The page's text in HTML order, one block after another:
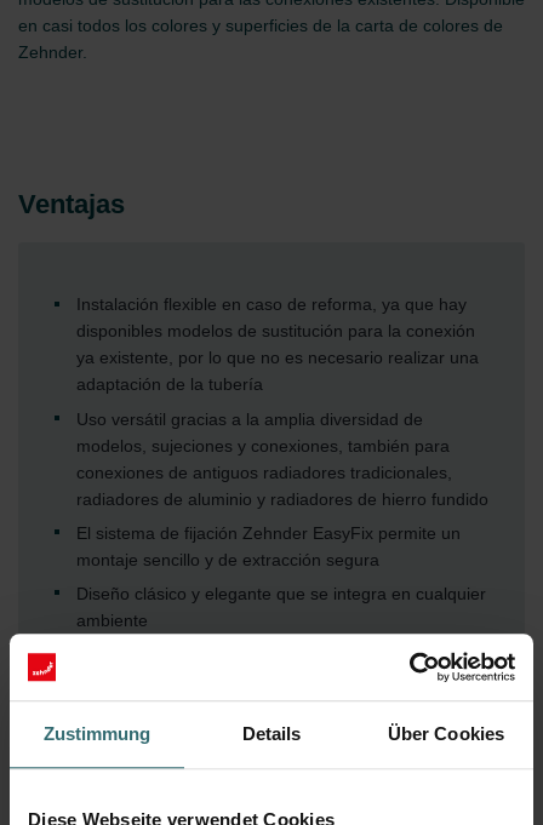
Zustimmung Details Über Cookies
Diese Webseite verwendet Cookies
en casi todos los colores y superficies de la carta de colores de
Zehnder.
Ventajas
Instalación flexible en caso de reforma, ya que hay
disponibles modelos de sustitución para la conexión
ya existente, por lo que no es necesario realizar una
adaptación de la tubería
Uso versátil gracias a la amplia diversidad de
modelos, sujeciones y conexiones, también para
conexiones de antiguos radiadores tradicionales,
radiadores de aluminio y radiadores de hierro fundido
El sistema de fijación Zehnder EasyFix permite un
montaje sencillo y de extracción segura
Diseño clásico y elegante que se integra en cualquier
ambiente
El plumero de lana de Zehnder permite una limpieza
Apto para el funcionamiento con bomba de calor o
sistema de baja temperatura
Posibilidades de uso versátiles gracias a las